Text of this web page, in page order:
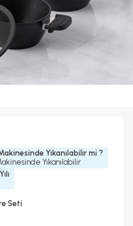
Yıkanılabilir mi ?
Yıkanılabilir
Seti